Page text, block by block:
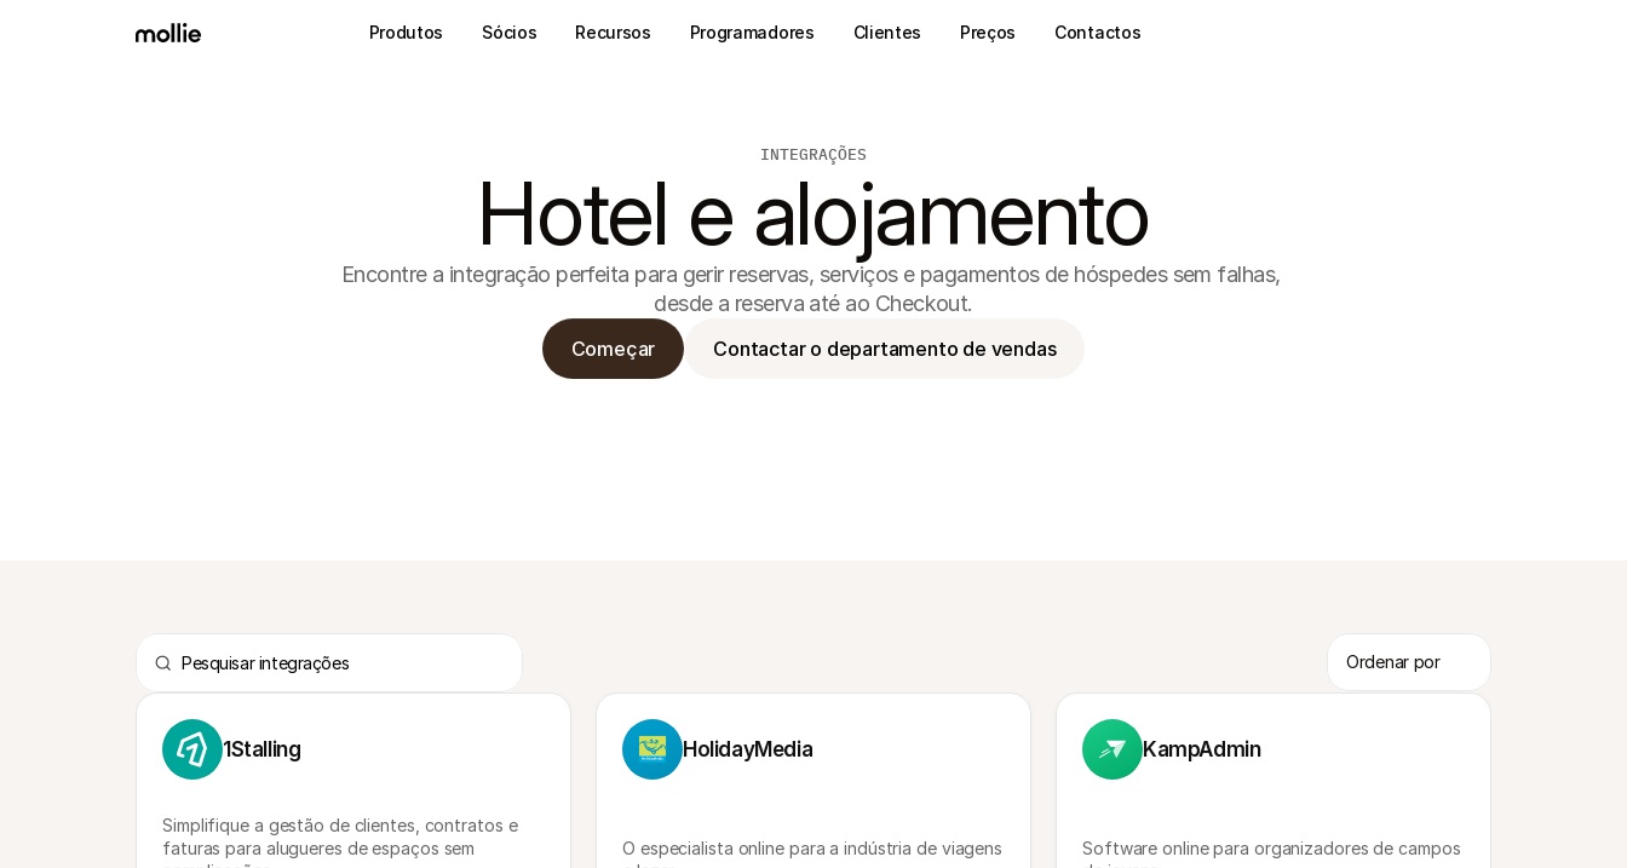
INTEGRAÇÕES
Hotel e alojamento
Encontre a integração perfeita para gerir reservas, serviços e pagamentos de hóspedes sem falhas,
desde a reserva até ao Checkout.
Começar Contactar o departamento de vendas
1Stalling
Simplifique a gestão de clientes, contratos e
faturas para alugueres de espaços sem
HolidayMedia
O especialista online para a indústria de viagens
KampAdmin
Software online para organizadores de campos
Produtos Sócios Recursos Programadores Clientes Preços Contactos